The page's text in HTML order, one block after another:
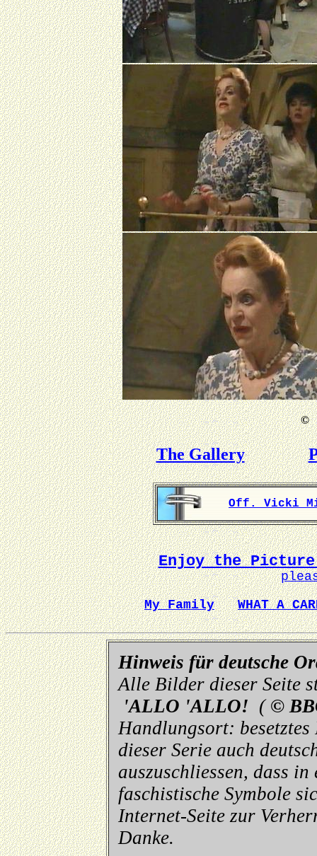
©
The Gallery
Off. Vicki
Enjoy the Picture
My Family
WHAT A
Hinweis für deutsche
Alle Bilder dieser Seite
'ALLO 'ALLO! ( ©
Handlungsort:
dieser Serie auch
auszuschliessen, dass in
faschistische Symbole
Internet-Seite zur
Danke.